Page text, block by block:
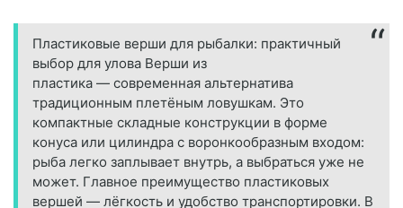
Пластиковые верши для рыбалки: практичный
выбор для улова Верши из
пластика — современная альтернатива
традиционным плетёным ловушкам. Это
компактные складные конструкции в форме
конуса или цилиндра с воронкообразным входом:
рыба легко заплывает внутрь, а выбраться уже не
может. Главное преимущество пластиковых
вершей — лёгкость и удобство транспортировки. В